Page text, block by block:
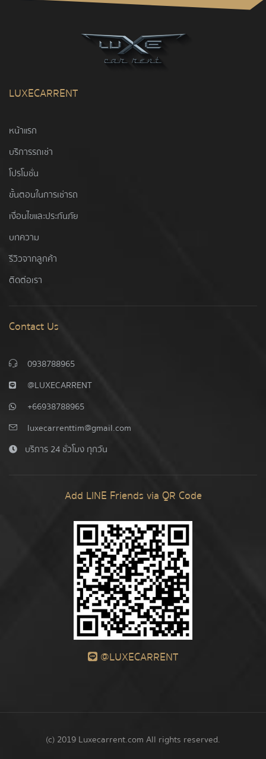
LUXECARRENT
หน้าแรก
บริการรถเช่า
โปรโมชั่น
ขั้นตอนในการเช่ารถ
เงื่อนไขและประกันภัย
บทความ
รีวิวจากลูกค้า
ติดต่อเรา
Contact Us
0938788965
@LUXECARRENT
+66938788965
luxecarrenttim@gmail.com
บริการ 24 ชั่วโมง ทุกวัน
Add LINE Friends via QR Code
@LUXECARRENT
(c) 2019 Luxecarrent.com All rights reserved.